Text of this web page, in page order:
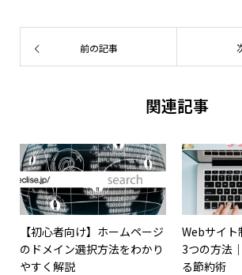
前の記事
関連記事
【初心者向け】ホームページ
のドメイン選択方法をわかり
やすく解説
Webサイト
3つの方法
る節約術